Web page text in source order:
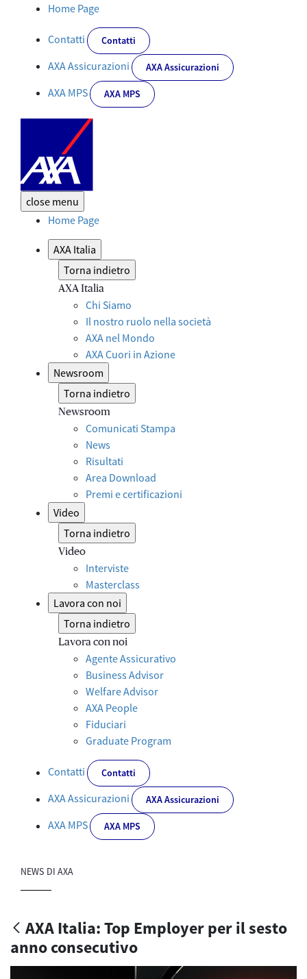
AXA Italia: Top Employer per il sesto anno consecutivo -
Home Page
Contatti Contatti
AXA Assicurazioni AXA Assicurazioni
AXA MPS AXA MPS
close menu
Home Page
AXA Italia
Torna indietro
AXA Italia
Chi Siamo
Il nostro ruolo nella società
AXA nel Mondo
AXA Cuori in Azione
Newsroom
Torna indietro
Newsroom
Comunicati Stampa
News
Risultati
Area Download
Premi e certificazioni
Video
Torna indietro
Video
Interviste
Masterclass
Lavora con noi
Torna indietro
Lavora con noi
Agente Assicurativo
Business Advisor
Welfare Advisor
AXA People
Fiduciari
Graduate Program
Contatti Contatti
AXA Assicurazioni AXA Assicurazioni
AXA MPS AXA MPS
NEWS DI AXA
AXA Italia: Top Employer per il sesto
anno consecutivo